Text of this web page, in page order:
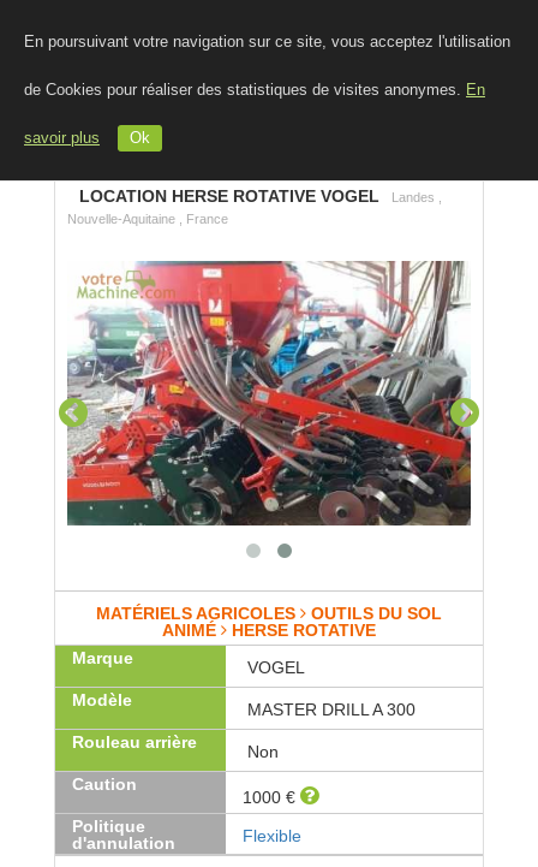
En poursuivant votre navigation sur ce site, vous acceptez l'utilisation
de Cookies pour réaliser des statistiques de visites anonymes. En
savoir plus Ok
LOCATION HERSE ROTATIVE VOGEL
Landes ,
Nouvelle-Aquitaine , France
MATÉRIELS AGRICOLES
OUTILS DU SOL
ANIMÉ
HERSE ROTATIVE
Marque
VOGEL
Modèle
MASTER DRILL A 300
Rouleau arrière
Non
Caution
1000 €
Politique
d'annulation
Flexible